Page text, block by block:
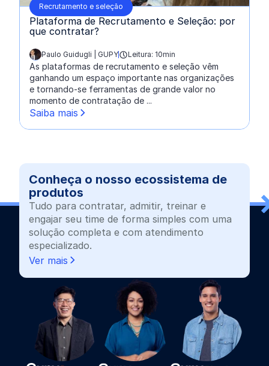
Recrutamento e seleção
Plataforma de Recrutamento e Seleção: por
que contratar?
escrito por:
Paulo Guidugli | GUPY Leitura: 10min
As plataformas de recrutamento e seleção vêm
ganhando um espaço importante nas organizações
e tornando-se ferramentas de grande valor no
momento de contratação de ...
Saiba mais
Conheça o nosso ecossistema de
produtos
Tudo para contratar, admitir, treinar e
engajar seu time de forma simples com uma
solução completa e com atendimento
especializado.
Ver mais